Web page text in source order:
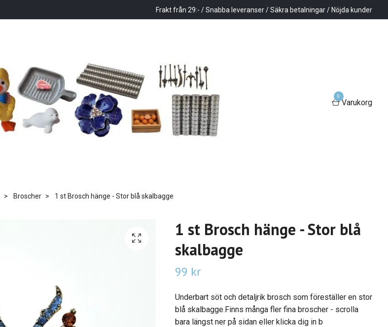
Frakt från 29:- / Snabba leveranser / Säkra betalningar / Nöjda kunder
0
Varukorg
Broscher 1 st Brosch hänge - Stor blå skalbagge
1 st Brosch hänge - Stor blå
skalbagge
99 kr
Underbart söt och detaljrik brosch som föreställer en stor
blå skalbagge.Finns många fler fina broscher - scrolla
bara längst ner på sidan eller klicka dig in b